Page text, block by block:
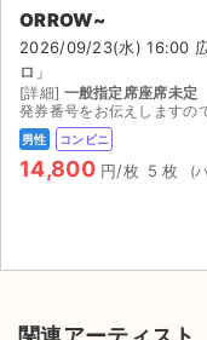
ORROW~
2026/09/23(水) 16:00
ロ」
[詳細] 一般指定席座席未定
発券番号をお伝えしますので各コンビニにて紙チケットを発
男性 コンビニ
14,800 円/枚 5 枚